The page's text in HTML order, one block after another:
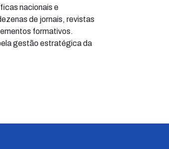
nacionais e
de jornais, revistas
formativos.
gestão estratégica da